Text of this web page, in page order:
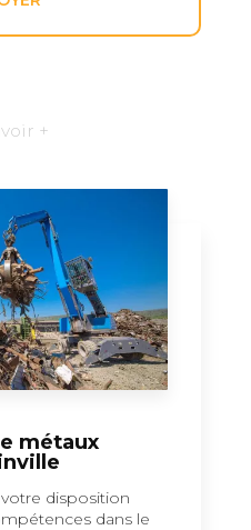
+
métaux
disposition
dans le